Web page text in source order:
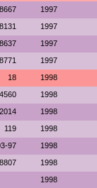
1997
8131 1997
1997
1997
18 1998
1998
2014 1998
119 1998
97 1998
1998
1998